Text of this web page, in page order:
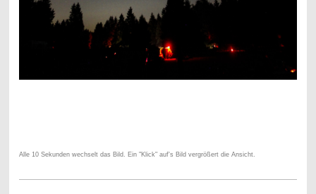
Alle 10 Sekunden wechselt das Bild. Ein "Klick" auf's Bild vergrößert die Ansicht.